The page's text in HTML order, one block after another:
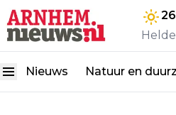
26
Nieuws Natuur en